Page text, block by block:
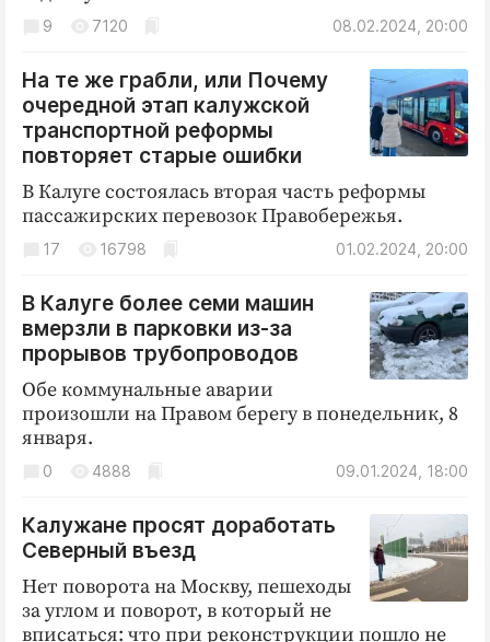
08.02.2024, 20:00
9 7120
На те же грабли, или Почему
очередной этап калужской
транспортной реформы
повторяет старые ошибки
В Калуге состоялась вторая часть реформы
пассажирских перевозок Правобережья.
01.02.2024, 20:00
17 16798
В Калуге более семи машин
вмерзли в парковки из-за
прорывов трубопроводов
Обе коммунальные аварии
произошли на Правом берегу в понедельник, 8
января.
09.01.2024, 18:00
0 4888
Калужане просят доработать
Северный въезд
Нет поворота на Москву, пешеходы
за углом и поворот, в который не
вписаться: что при реконструкции пошло не